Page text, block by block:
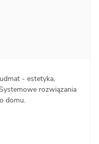
- estetyka,
rozwiązania
domu.